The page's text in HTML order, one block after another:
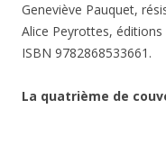
Geneviève Pauquet,
Alice Peyrottes, éditions
ISBN 9782868533661.
La quatrième de